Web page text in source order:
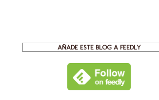
AÑADE ESTE BLOG A FEEDLY